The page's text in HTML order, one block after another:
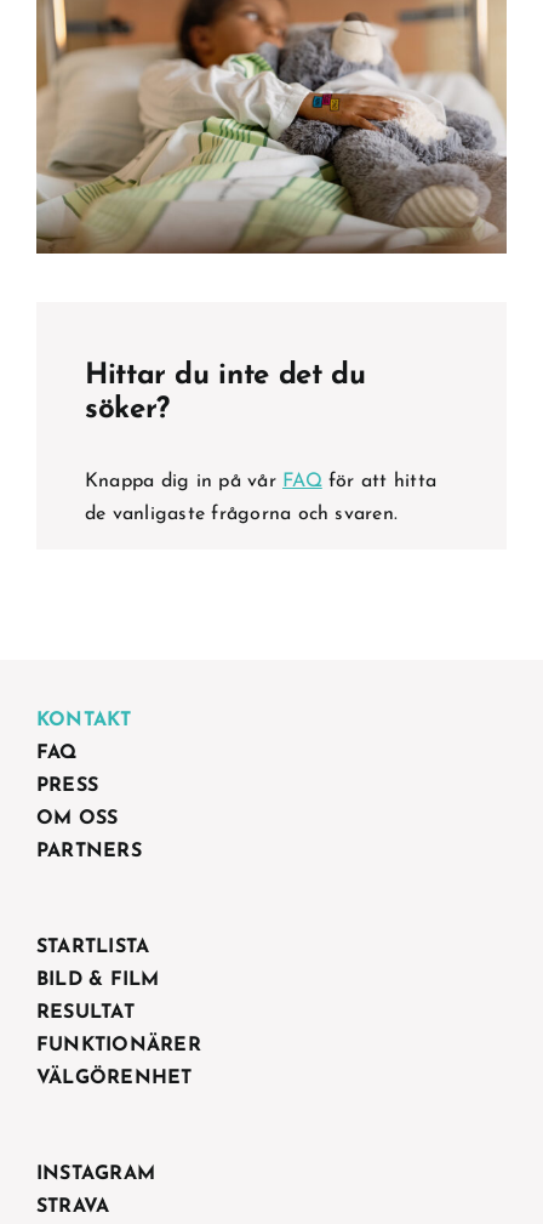
Hittar du inte det du
söker?
Knappa dig in på vår FAQför att hitta
de vanligaste frågorna och svaren.
KONTAKT
FAQ
PRESS
OM OSS
PARTNERS
STARTLISTA
BILD & FILM
RESULTAT
FUNKTIONÄRER
VÄLGÖRENHET
INSTAGRAM
STRAVA